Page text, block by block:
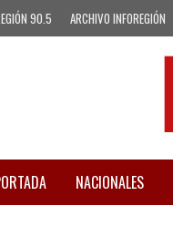
90.5 ARCHIVO INFOREGIÓN
NACIONALES